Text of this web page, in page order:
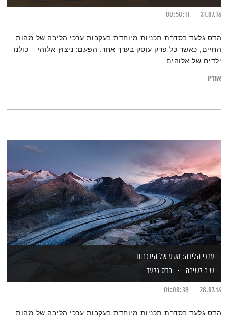
31.07.16
00:58:11
הדס גלעד בסדרת תכניות מיוחדת בעקבות ערכי הליבה של מהות
החיים, כאשר כל פרק עוסק בערך אחר. הפעם: ניצוץ אלוהי – כולנו
ילדים של אלוהים.
אודיו
ערכי הליבה: מסע של היזכרות
שיר לשירה
הדס גלעד
28.07.16
01:00:38
הדס גלעד בסדרת תכניות מיוחדת בעקבות ערכי הליבה של מהות